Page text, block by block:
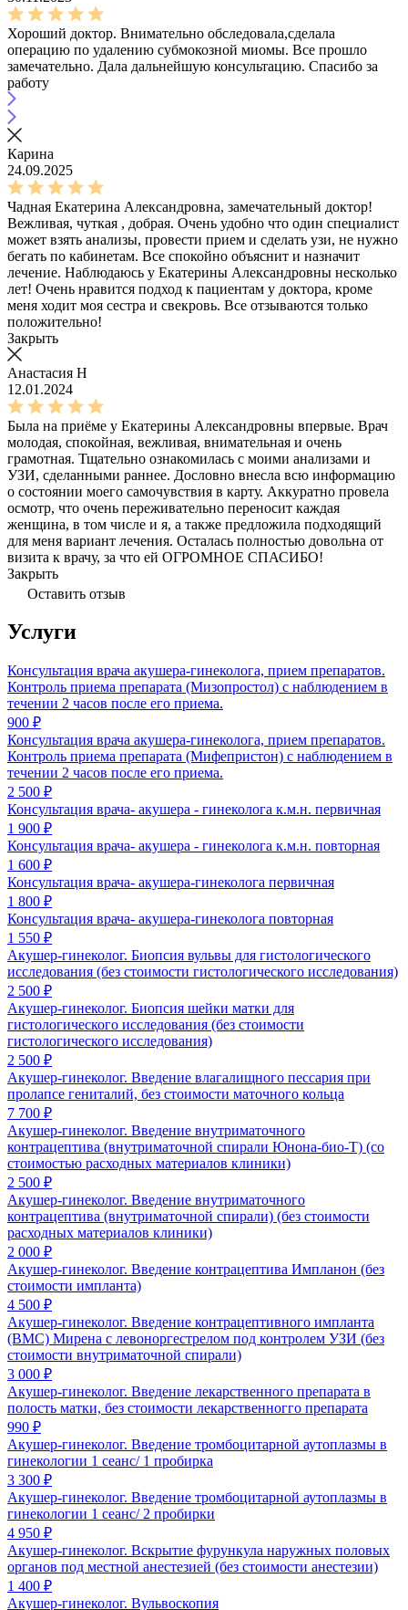
Хороший доктор. Внимательно обследовала,сделала
операцию по удалению субмокозной миомы. Все прошло
замечательно. Дала дальнейшую консультацию. Спасибо за
работу
Карина
24.09.2025
Чадная Екатерина Александровна, замечательный доктор!
Вежливая, чуткая , добрая. Очень удобно что один специалист
может взять анализы, провести прием и сделать узи, не нужно
бегать по кабинетам. Все спокойно объяснит и назначит
лечение. Наблюдаюсь у Екатерины Александровны несколько
лет! Очень нравится подход к пациентам у доктора, кроме
меня ходит моя сестра и свекровь. Все отзываются только
положительно!
Закрыть
Анастасия Н
12.01.2024
Была на приёме у Екатерины Александровны впервые. Врач
молодая, спокойная, вежливая, внимательная и очень
грамотная. Тщательно ознакомилась с моими анализами и
УЗИ, сделанными раннее. Дословно внесла всю информацию
о состоянии моего самочувствия в карту. Аккуратно провела
осмотр, что очень переживательно переносит каждая
женщина, в том числе и я, а также предложила подходящий
для меня вариант лечения. Осталась полностью довольна от
визита к врачу, за что ей ОГРОМНОЕ СПАСИБО!
Закрыть
Оставить отзыв
Услуги
Консультация врача акушера-гинеколога, прием препаратов.
Контроль приема препарата (Мизопростол) с наблюдением в
течении 2 часов после его приема.
900 ₽
Консультация врача акушера-гинеколога, прием препаратов.
Контроль приема препарата (Мифепристон) с наблюдением в
течении 2 часов после его приема.
2 500 ₽
Консультация врача- акушера - гинеколога к.м.н. первичная
1 900 ₽
Консультация врача- акушера - гинеколога к.м.н. повторная
1 600 ₽
Консультация врача- акушера-гинеколога первичная
1 800 ₽
Консультация врача- акушера-гинеколога повторная
1 550 ₽
Акушер-гинеколог. Биопсия вульвы для гистологического
исследования (без стоимости гистологического исследования)
2 500 ₽
Акушер-гинеколог. Биопсия шейки матки для
гистологического исследования (без стоимости
гистологического исследования)
2 500 ₽
Акушер-гинеколог. Введение влагалищного пессария при
пролапсе гениталий, без стоимости маточного кольца
7 700 ₽
Акушер-гинеколог. Введение внутриматочного
контрацептива (внутриматочной спирали Юнона-био-Т) (со
стоимостью расходных материалов клиники)
2 500 ₽
Акушер-гинеколог. Введение внутриматочного
контрацептива (внутриматочной спирали) (без стоимости
расходных материалов клиники)
2 000 ₽
Акушер-гинеколог. Введение контрацептива Импланон (без
стоимости импланта)
4 500 ₽
Акушер-гинеколог. Введение контрацептивного импланта
(ВМС) Мирена с левоноргестрелом под контролем УЗИ (без
стоимости внутриматочной спирали)
3 000 ₽
Акушер-гинеколог. Введение лекарственного препарата в
полость матки, без стоимости лекарственногго препарата
990 ₽
Акушер-гинеколог. Введение тромбоцитарной аутоплазмы в
гинекологии 1 сеанс/ 1 пробирка
3 300 ₽
Акушер-гинеколог. Введение тромбоцитарной аутоплазмы в
гинекологии 1 сеанс/ 2 пробирки
4 950 ₽
Акушер-гинеколог. Вскрытие фурункула наружных половых
органов под местной анестезией (без стоимости анестезии)
1 400 ₽
Акушер-гинеколог. Вульвоскопия